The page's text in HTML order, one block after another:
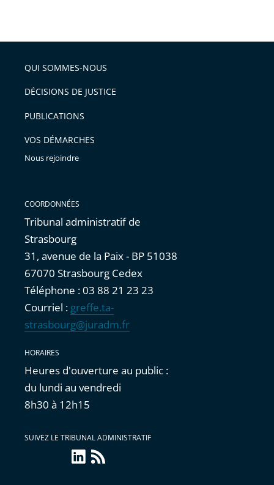
l'article
pour
avant
QUI SOMMES-NOUS
DÉCISIONS DE JUSTICE
PUBLICATIONS
VOS DÉMARCHES
Nous rejoindre
COORDONNÉES
Tribunal administratif de
Strasbourg
31, avenue de la Paix - BP 51038
67070 Strasbourg Cedex
Téléphone : 03 88 21 23 23
Courriel : greffe.ta-
strasbourg@juradm.fr
HORAIRES
Heures d'ouverture au public :
du lundi au vendredi
8h30 à 12h15
SUIVEZ LE TRIBUNAL ADMINISTRATIF
linkedin
Flux
RSS